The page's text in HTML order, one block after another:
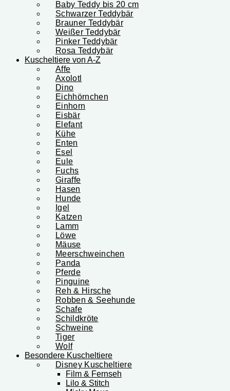
Baby Teddy bis 20 cm
Schwarzer Teddybär
Brauner Teddybär
Weißer Teddybär
Pinker Teddybär
Rosa Teddybär
Kuscheltiere von A-Z
Affe
Axolotl
Dino
Eichhörnchen
Einhorn
Eisbär
Elefant
Kühe
Enten
Esel
Eule
Fuchs
Giraffe
Hasen
Hunde
Igel
Katzen
Lamm
Löwe
Mäuse
Meerschweinchen
Panda
Pferde
Pinguine
Reh & Hirsche
Robben & Seehunde
Schafe
Schildkröte
Schweine
Tiger
Wolf
Besondere Kuscheltiere
Disney Kuscheltiere
Film & Fernseh
Lilo & Stitch